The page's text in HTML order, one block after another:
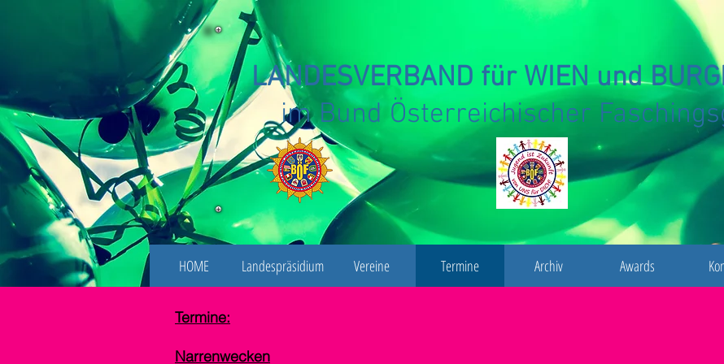
LANDESVERBAND für WIEN und
im Bund Österreichischer
HOME Landespräsidium Vereine Termine Archiv Awards
Termine:
Narrenwecken